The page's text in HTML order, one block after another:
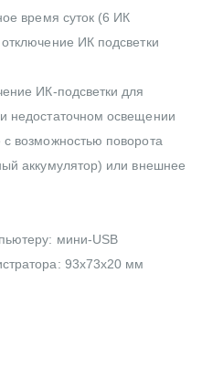
время суток (6 ИК
ИК подсветки
ИК-подсветки для
недостаточном освещении
возможностью поворота
аккумулятор) или внешнее
мини-USB
93x73x20 мм